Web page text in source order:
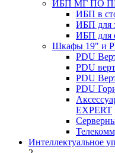
ИБП МГ ПО
ИБП в
ИБП для
ИБП для
Шкафы 19" и
PDU
PDU
PDU
PDU
EXPERT
Интеллектуальное